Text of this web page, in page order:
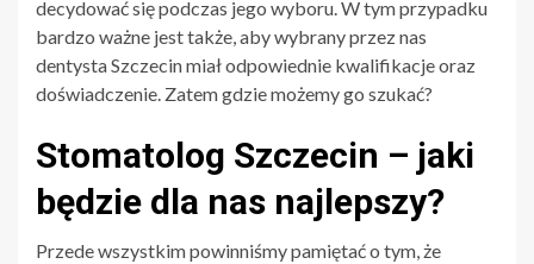
decydować się podczas jego wyboru. W tym przypadku
bardzo ważne jest także, aby wybrany przez nas
dentysta Szczecin miał odpowiednie kwalifikacje oraz
doświadczenie. Zatem gdzie możemy go szukać?
Stomatolog Szczecin – jaki
będzie dla nas najlepszy?
Przede wszystkim powinniśmy pamiętać o tym, że